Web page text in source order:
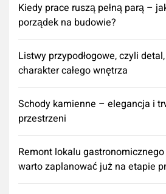
Kiedy prace ruszą pełną parą –
porządek na budowie?
Listwy przypodłogowe, czyli
charakter całego wnętrza
Schody kamienne – elegancja i
przestrzeni
​Remont lokalu
warto zaplanować już na etapie